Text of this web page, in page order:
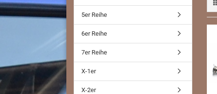
Ladeluftkühler
5er Reihe
6er Reihe
7er Reihe
X-1er
X-2er